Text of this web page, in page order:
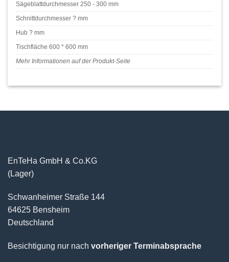
Sägeblattdurchmesser 250 - 300 mm
Schnittdurchmesser ? mm
Hub ? mm
Tischfläche 600 * 600 mm
Mehr Informationen auf der Produkt-Seite
EnTeHa GmbH & Co.KG
(Lager)
Schwanheimer Straße 144
64625 Bensheim
Deutschland
Besichtigung nur nach vorheriger Terminabsprache